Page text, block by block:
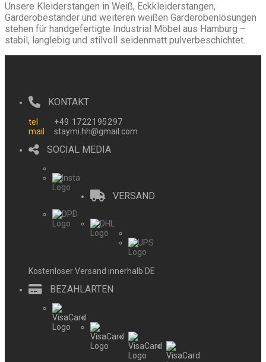
Unsere Kleiderstangen in Weiß, Eckkleiderstangen,
Garderobeständer und weiteren weißen Garderobenlösungen
stehen für handgefertigte Industrial Möbel aus Hamburg –
stabil, langlebig und stilvoll seidenmatt pulverbeschichtet.
KONTAKT
tel
‭+49 1722195297
mail
staymi.hh@gmail.com
SOCIAL MEDIA
VERSAND
Kostenloser Versand innerhalb DE
BEZAHLARTEN